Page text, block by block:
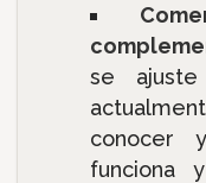
se
conocer
funciona